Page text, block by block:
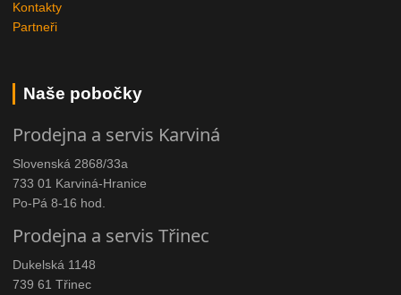
Kontakty
Partneři
Naše pobočky
Prodejna a servis Karviná
Slovenská 2868/33a
733 01 Karviná-Hranice
Po-Pá 8-16 hod.
Prodejna a servis Třinec
Dukelská 1148
739 61 Třinec